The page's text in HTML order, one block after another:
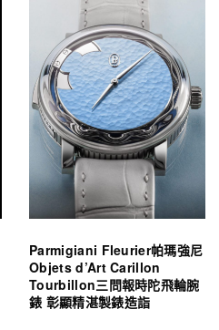
Parmigiani Fleurier帕瑪強尼
Objets d’Art Carillon
Tourbillon三問報時陀飛輪腕
錶 彰顯精湛製錶造詣